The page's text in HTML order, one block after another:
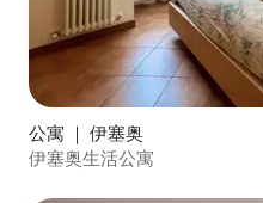
公寓 ｜ 伊塞奥
伊塞奥生活公寓